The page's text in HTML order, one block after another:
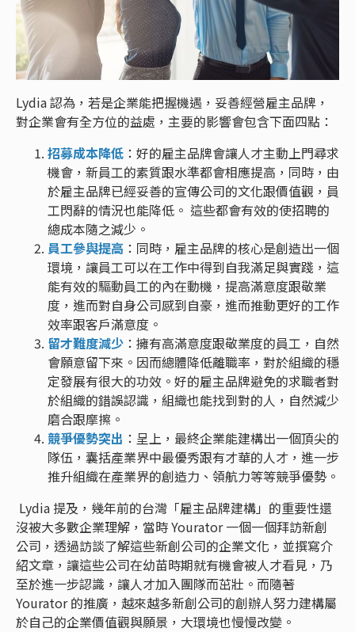
Lydia 認為，若是企業能把握機遇，妥善經營雇主品牌，
對企業會有全方位的益處，主要的影響會包含下面四點：
招募成本降低 ：好的雇主品牌會讓人才主動上門尋求
機會，新員工的素質跟水準都會相應提高，同時，由
於雇主品牌已經妥善的宣傳公司的文化跟價值觀，員
工閃辭的情況也能降低。 這些都會有效的使招聘的
總成本隨之減少。
員工參與提高 ：同時，雇主品牌的核心是創造出一個
環境，讓員工可以在工作中得到自我滿足與實踐，這
能有效的驅動員工的內在動機，提高滿意度跟敬業
度，進而對自身公司感到自豪，進而推動更好的工作
效率跟客戶滿意度。
留才難度減少 ：擁有高滿意度跟敬業度的員工，自然
會願意留下來。因而總體降低離職率，對於組織的穩
定發展有很大的功效。好的雇主品牌避免的求職者對
於組織的錯誤認識，組織也能找到對的人，自然減少
磨合跟摩擦。
競爭優勢突出 ：呈上，最終企業能建構出一個頂尖的
隊伍，囊括產業界中最優秀跟有才華的人才，進一步
推升組織在產業界的創造力、領航力等等競爭優勢。
Lydia 提及，幾年前的台灣「雇主品牌建構」的重要性還
沒被大多數企業理解，當時 Yourator 一個一個拜訪新創
公司，透過訪談了解這些新創公司的企業文化，並撰寫介
紹文章，讓這些公司在幼苗時期就有機會被人才看見，乃
至於進一步認識，讓人才加入團隊而茁壯。而隨著
Yourator 的推廣，越來越多新創公司的創辦人努力建構屬
於自己的企業價值觀與願景，大環境也慢慢改變。